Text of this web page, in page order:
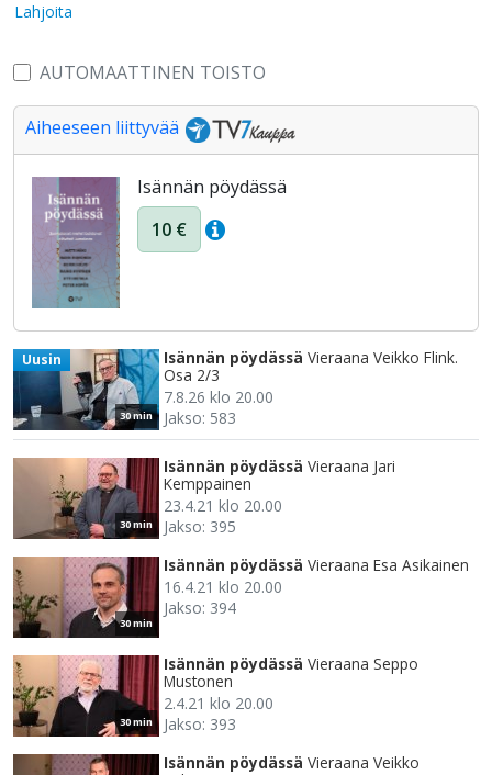
Lahjoita
AUTOMAATTINEN TOISTO
Aiheeseen liittyvää
Isännän pöydässä
10 €
30 min
Uusin Isännän pöydässä Vieraana Veikko Flink.
Osa 2/3
7.8.26 klo 20.00
Jakso: 583
30 min
Isännän pöydässä Vieraana Jari
Kemppainen
23.4.21 klo 20.00
Jakso: 395
30 min
Isännän pöydässä Vieraana Esa Asikainen
16.4.21 klo 20.00
Jakso: 394
30 min
Isännän pöydässä Vieraana Seppo
Mustonen
2.4.21 klo 20.00
Jakso: 393
Isännän pöydässä Vieraana Veikko